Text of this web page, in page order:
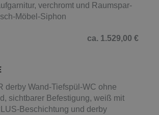
verchromt und Raumspar-
Möbel-Siphon
ca. 1.529,00 €
derby Wand-Tiefspül-WC ohne
sichtbarer Befestigung, weiß mit
Beschichtung und derby